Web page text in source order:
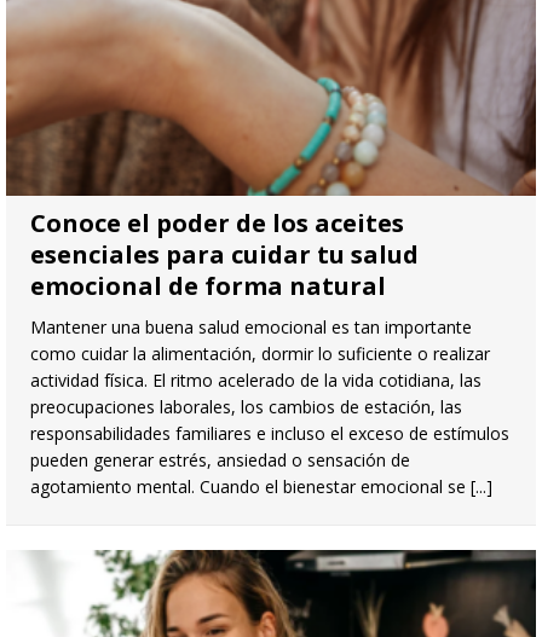
Conoce el poder de los aceites
esenciales para cuidar tu salud
emocional de forma natural
Mantener una buena salud emocional es tan importante
como cuidar la alimentación, dormir lo suficiente o realizar
actividad física. El ritmo acelerado de la vida cotidiana, las
preocupaciones laborales, los cambios de estación, las
responsabilidades familiares e incluso el exceso de estímulos
pueden generar estrés, ansiedad o sensación de
agotamiento mental. Cuando el bienestar emocional se [...]